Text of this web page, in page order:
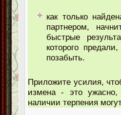
как только
партнером,
быстрые
которого
позабыть.
Приложите усилия,
измена - это
наличии терпения